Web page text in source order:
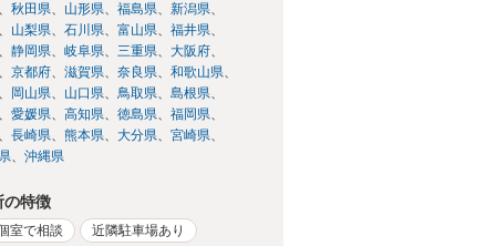
秋田県
山形県 福島県
新潟県
山梨県
石川県 富山県
福井県
静岡県
岐阜県 三重県
大阪府
京都府
滋賀県 奈良県
和歌山県
岡山県
山口県 鳥取県
島根県
愛媛県
高知県 徳島県
福岡県
長崎県
熊本県 大分県
宮崎県
沖縄県
の特徴
室で相談 近隣駐車場あり